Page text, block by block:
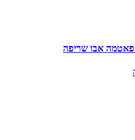
פאטמה אבו שריפה